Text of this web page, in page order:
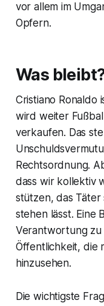
vor allem im
Opfern.
Was
Cristiano Ronaldo
wird weiter
verkaufen. Das
Rechtsordnung.
dass wir kollektiv
stützen, das
stehen lässt. Eine
Verantwortung
Öffentlichkeit, die
hinzusehen.
Die wichtigste